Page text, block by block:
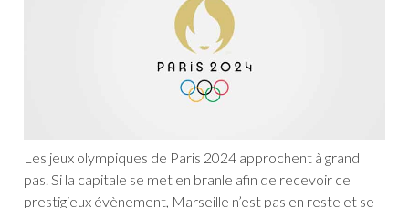
Les jeux olympiques de Paris 2024 approchent à grand
pas. Si la capitale se met en branle afin de recevoir ce
prestigieux évènement, Marseille n’est pas en reste et se